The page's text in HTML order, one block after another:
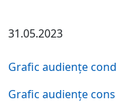
31.05.2023
Grafic audiențe
Grafic audiențe